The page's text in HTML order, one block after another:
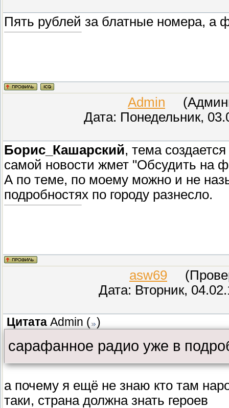
Пять рублей за блатные номера, а
Admin
Дата: Понедельник,
Борис_Кашарский, тема
самой новости жмет "Обсудить на
А по теме, по моему можно и не
подробностях по городу разнесло.
asw69
Дата: Вторник,
Цитата Admin ( )
сарафанное радио уже в
а почему я ещё не знаю кто там
таки, страна должна знать героев